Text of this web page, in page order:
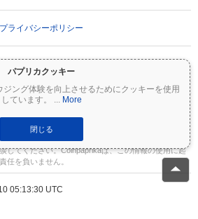
パプリカクッキー
ング体験を向上させるためにクッキーを使用
しています。
... More
閉じる
プライバシーポリシー
常にボラティリティが高く、重大なリスクを伴いま
う可能性があります。Coinpaprikaのすべての情報は
財務または投資のアドバイスを構成するものではあ
必ずご自身で調査（DYOR）を行い、資格のあるファ
してください。Coinpaprikaは、この情報の使用に起
任を負いません。
05:13:30 UTC